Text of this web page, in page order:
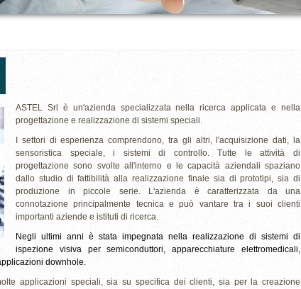
ASTEL Srl è un'azienda specializzata nella ricerca applicata e nella
progettazione e realizzazione di sistemi speciali.
I settori di esperienza comprendono, tra gli altri, l'acquisizione dati, la
sensoristica speciale, i sistemi di controllo. Tutte le attività di
progettazione sono svolte all'interno e le capacità aziendali spaziano
dallo studio di fattibilità alla realizzazione finale sia di prototipi, sia di
produzione in piccole serie. L'azienda è caratterizzata da una
connotazione principalmente tecnica e può vantare tra i suoi clienti
importanti aziende e istituti di ricerca.
Negli ultimi anni è stata impegnata nella realizzazione di sistemi di
ispezione visiva per semiconduttori,apparecchiature elettromedicali,
downhole.
applicazioni speciali, sia su specifica dei clienti, sia per la creazione